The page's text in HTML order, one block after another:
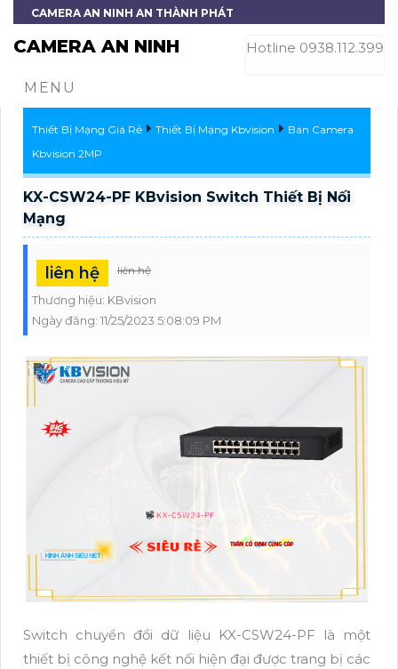
CAMERA AN NINH AN THÀNH PHÁT
CAMERA AN NINH Hotline 0938.112.399
MENU
Thiết Bị Mạng Giá Rẻ Thiết Bị Mạng Kbvision
Bán Camera
Kbvision 2MP
KX-CSW24-PF KBvision Switch Thiết Bị Nối
Mạng
liên hệ liên hệ
Thương hiệu: KBvision
Ngày đăng: 11/25/2023 5:08:09 PM
Switch chuyển đổi dữ liệu KX-CSW24-PF là một
thiết bị công nghệ kết nối hiện đại được trang bị các